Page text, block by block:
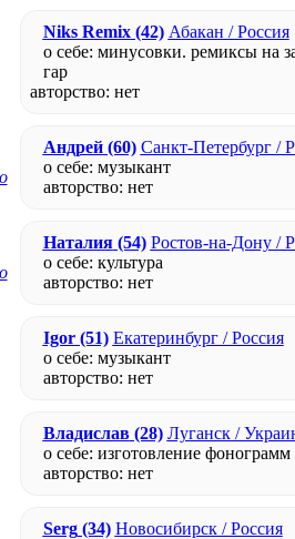
Niks Remix(42) Абакан / Россия
о себе: минусовки. ремиксы на
гар
авторство: нет
Андрей(60) Санкт-Петербург /
о себе: музыкант
авторство: нет
Наталия(54) Ростов-на-Дону /
о себе: культура
авторство: нет
Igor(51) Екатеринбург / Россия
о себе: музыкант
авторство: нет
Владислав(28) Луганск /
о себе: изготовление фонограмм
авторство: нет
Serg(34) Новосибирск / Россия